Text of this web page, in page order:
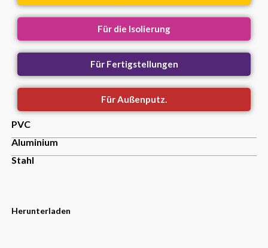
Für die Isolierung
Für Fertigstellungen
Für Außenputz.
PVC
Aluminium
Stahl
Herunterladen